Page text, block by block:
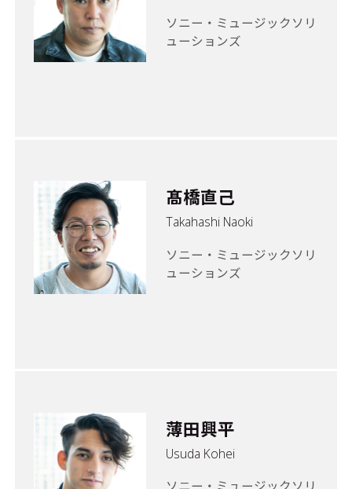
ソニー・ミュージックソリ
ューションズ
髙橋直己
Takahashi Naoki
ソニー・ミュージックソリ
ューションズ
薄田興平
Usuda Kohei
ソニー・ミュージックソリ